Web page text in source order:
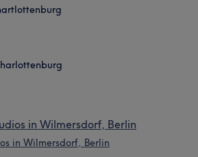
in Wilmersdorf, Berlin
in Wilmersdorf, Berlin